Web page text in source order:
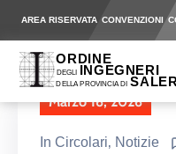
AREA RISERVATA CONVENZIONI
Marzo 16, 2026
In Circolari‚ Notizie